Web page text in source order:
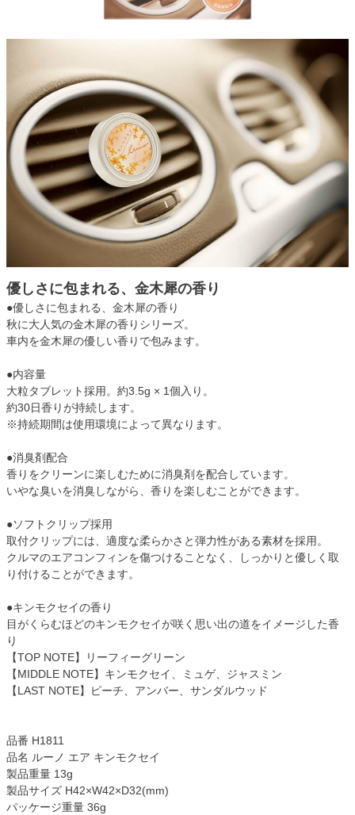
優しさに包まれる、金木犀の香り
●優しさに包まれる、金木犀の香り
秋に大人気の金木犀の香りシリーズ。
車内を金木犀の優しい香りで包みます。
●内容量
大粒タブレット採用。約3.5g × 1個入り。
約30日香りが持続します。
※持続期間は使用環境によって異なります。
●消臭剤配合
香りをクリーンに楽しむために消臭剤を配合しています。
いやな臭いを消臭しながら、香りを楽しむことができます。
●ソフトクリップ採用
取付クリップには、適度な柔らかさと弾力性がある素材を採用。
クルマのエアコンフィンを傷つけることなく、しっかりと優しく取
り付けることができます。
●キンモクセイの香り
目がくらむほどのキンモクセイが咲く思い出の道をイメージした香
り
【TOP NOTE】リーフィーグリーン
【MIDDLE NOTE】キンモクセイ、ミュゲ、ジャスミン
【LAST NOTE】ピーチ、アンバー、サンダルウッド
品番 H1811
品名 ルーノ エア キンモクセイ
製品重量 13g
製品サイズ H42×W42×D32(mm)
パッケージ重量 36g